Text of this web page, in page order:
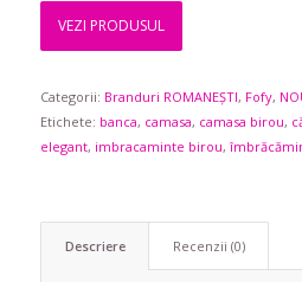
VEZI PRODUSUL
Categorii: Branduri ROMANEȘTI, Fofy,
Etichete: banca, camasa, camasa birou,
elegant, imbracaminte birou,
Descriere Recenzii (0)